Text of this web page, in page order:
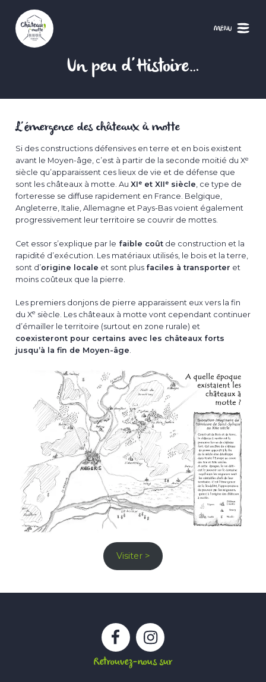
contenu
principal
MENU
Un peu d’Histoire…
L’émergence des châteaux à motte
Si des constructions défensives en terre et en bois existent
avant le Moyen-âge, c’est à partir de la seconde moitié du Xe
siècle qu’apparaissent ces lieux de vie et de défense que
sont les châteaux à motte. Au XIeet XIIesiècle, ce type de
forteresse se diffuse rapidement en France. Belgique,
Angleterre, Italie, Allemagne et Pays-Bas voient également
progressivement leur territoire se couvrir de mottes.
Cet essor s’explique par le faible coûtde construction et la
rapidité d’exécution. Les matériaux utilisés, le bois et la terre,
sont d’origine locale et sont plus faciles à transporter et
moins coûteux que la pierre.
Les premiers donjons de pierre apparaissent eux vers la fin
du Xe siècle. Les châteaux à motte vont cependant continuer
d’émailler le territoire (surtout en zone rurale) et
coexisteront pour certains avec les châteaux forts
jusqu’à la fin de Moyen-âge
Visiter >
Retrouvez-nous sur
FacebookInstagram